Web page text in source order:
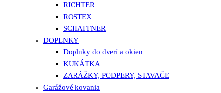
RICHTER
ROSTEX
SCHAFFNER
DOPLNKY
Doplnky do dverí a okien
KUKÁTKA
ZARÁŽKY, PODPERY, STAVAČE
Garážové kovania